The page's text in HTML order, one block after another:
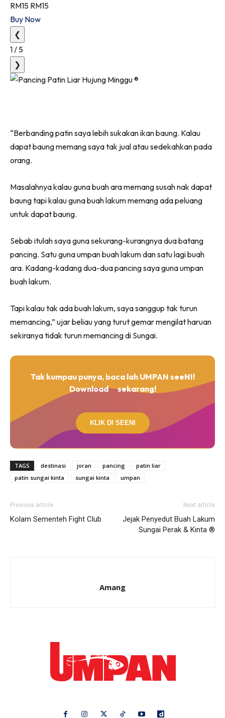
RM15 RM15
Buy Now
❮
1/ 5
❯
“Berbanding patin saya lebih sukakan ikan baung. Kalau
dapat baung memang saya tak jual atau sedekahkan pada
orang.
Masalahnya kalau guna buah ara memang susah nak dapat
baung tapi kalau guna buah lakum memang ada peluang
untuk dapat baung.
Sebab itulah saya guna sekurang-kurangnya dua batang
pancing. Satu guna umpan buah lakum dan satu lagi buah
ara. Kadang-kadang dua-dua pancing saya guna umpan
buah lakum.
Tapi kalau tak ada buah lakum, saya sanggup tak turun
memancing,” ujar beliau yang turut gemar mengilat haruan
sekiranya tidak turun memancing di Sungai.
Tak kumpau punya, baca lah UMPAN seeNI!
Download
sekarang!
KLIK DI SEENI
TAGS destinasi joran pancing
patin liar
patin sungai kinta
sungai kinta umpan
Previous article
Kolam Sementeh Fight Club
Next article
Jejak Penyedut Buah Lakum
Sungai Perak & Kinta ®
Amang